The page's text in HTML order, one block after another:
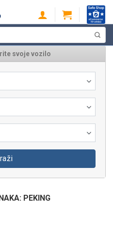
svoje vozilo
PEKING